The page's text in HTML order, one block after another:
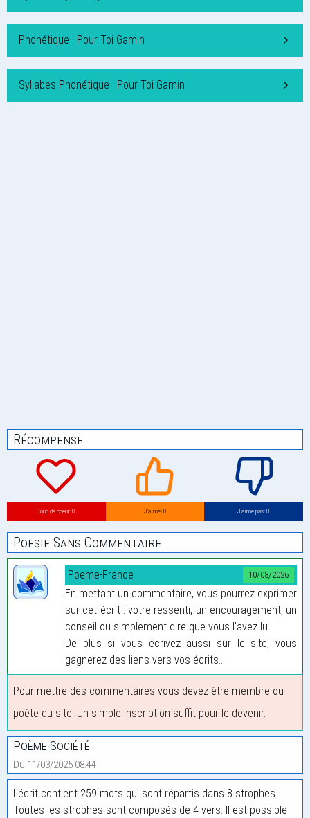
Phonétique : Pour Toi Gamin
Syllabes Phonétique : Pour Toi Gamin
Récompense
Coup de coeur: 0 J’aime: 0 J’aime pas: 0
Poesie Sans Commentaire
10/08/2026
Poeme-France
En mettant un commentaire, vous pourrez exprimer
sur cet écrit : votre ressenti, un encouragement, un
conseil ou simplement dire que vous l'avez lu.
De plus si vous écrivez aussi sur le site, vous
gagnerez des liens vers vos écrits...
Pour mettre des commentaires vous devez être membre ou
poète du site. Un simple inscription suffit pour le devenir.
Poème Société
Du 11/03/2025 08:44
L'écrit contient 259 mots qui sont répartis dans 8 strophes.
Toutes les strophes sont composés de 4 vers. Il est possible